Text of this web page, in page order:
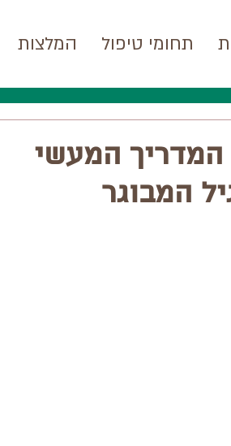
תחומי טיפול המלצות
דם: המדריך המעשי
המבוגר